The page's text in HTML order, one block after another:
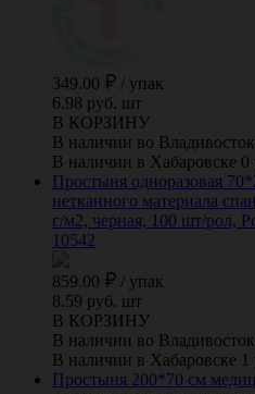
349.00 / упак
6.98 руб. шт
В КОРЗИНУ
В наличии во
В наличии в Хабаровске 0
Простыня одноразовая
нетканного материала
г/м2, черная, 100 шт/рол,
10542
859.00 / упак
8.59 руб. шт
В КОРЗИНУ
В наличии во
В наличии в Хабаровске 1
Простыня 200*70 см